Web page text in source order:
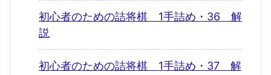
初心者のための詰将棋 1手詰め・36 解
説
初心者のための詰将棋 1手詰め・37 解